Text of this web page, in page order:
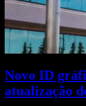
Novo ID
atualização